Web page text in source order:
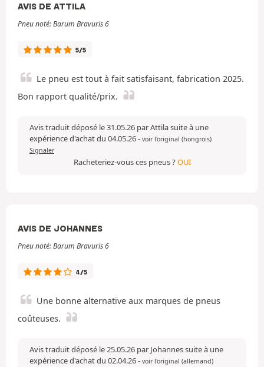
AVIS DE ATTILA
Pneu noté: Barum Bravuris 6
5/5
Le pneu est tout à fait satisfaisant, fabrication 2025.
Bon rapport qualité/prix.
Avis traduit déposé le 31.05.26 par Attila suite à une
expérience d'achat du 04.05.26- voir l'original (hongrois)
Signaler
Racheteriez-vous ces pneus ?OUI
AVIS DE JOHANNES
Pneu noté: Barum Bravuris 6
4/5
Une bonne alternative aux marques de pneus
coûteuses.
Avis traduit déposé le 25.05.26 par Johannes suite à une
expérience d'achat du 02.04.26- voir l'original (allemand)